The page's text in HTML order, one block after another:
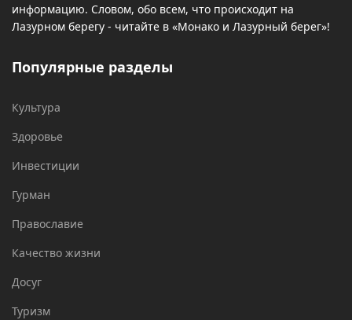
информацию. Словом, обо всем, что происходит на
Лазурном берегу - читайте в «Монако и Лазурный берег»!
Популярные разделы
Культура
Здоровье
Инвестиции
Гурман
Православие
Качество жизни
Досуг
Туризм